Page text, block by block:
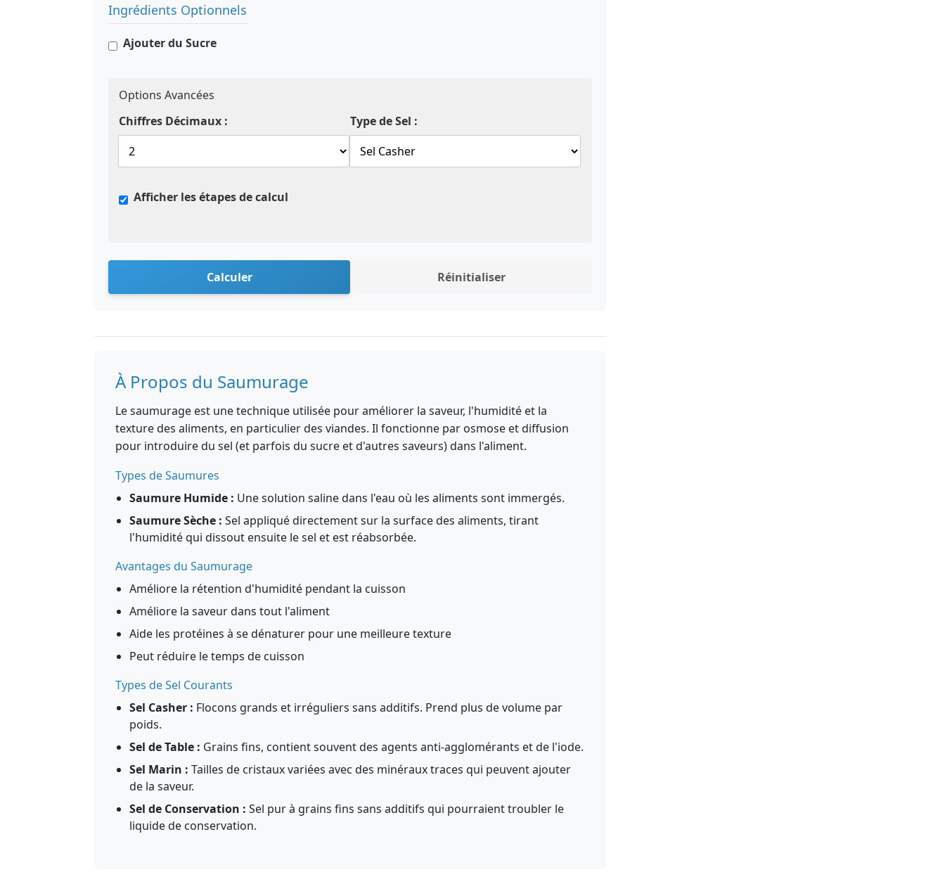
Ingrédients Optionnels
Ajouter du Sucre
Options Avancées
Chiffres Décimaux :
Type de Sel :
Afficher les étapes de calcul
Calculer Réinitialiser
À Propos du Saumurage
Le saumurage est une technique utilisée pour améliorer la saveur, l'humidité et la
texture des aliments, en particulier des viandes. Il fonctionne par osmose et diffusion
pour introduire du sel (et parfois du sucre et d'autres saveurs) dans l'aliment.
Types de Saumures
Saumure Humide : Une solution saline dans l'eau où les aliments sont immergés.
Saumure Sèche : Sel appliqué directement sur la surface des aliments, tirant
l'humidité qui dissout ensuite le sel et est réabsorbée.
Avantages du Saumurage
Améliore la rétention d'humidité pendant la cuisson
Améliore la saveur dans tout l'aliment
Aide les protéines à se dénaturer pour une meilleure texture
Peut réduire le temps de cuisson
Types de Sel Courants
Sel Casher : Flocons grands et irréguliers sans additifs. Prend plus de volume par
poids.
Sel de Table : Grains fins, contient souvent des agents anti-agglomérants et de l'iode.
Sel Marin : Tailles de cristaux variées avec des minéraux traces qui peuvent ajouter
de la saveur.
Sel de Conservation : Sel pur à grains fins sans additifs qui pourraient troubler le
liquide de conservation.